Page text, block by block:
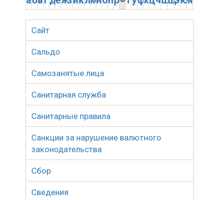
Сайт
Сальдо
Самозанятые лица
Санитарная служба
Санитарные правила
Санкции за нарушение валютного
законодательства
Сбор
Сведения